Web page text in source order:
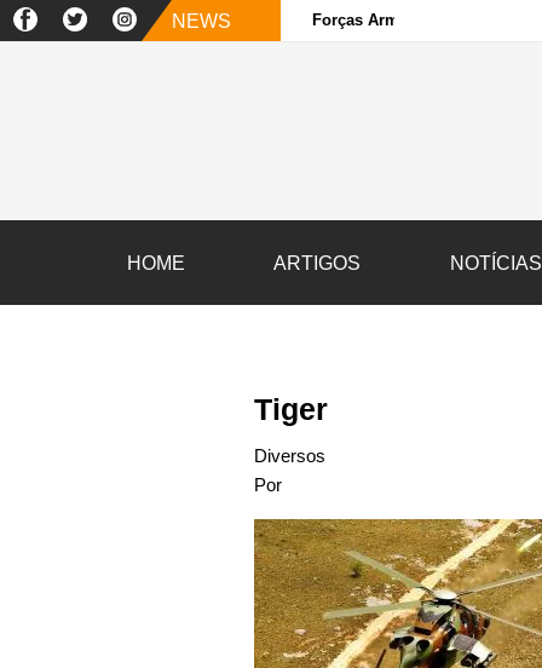
NEWS Forças Armadas e sociedade
HOME ARTIGOS NOTÍCIAS
Tiger
Diversos
Por